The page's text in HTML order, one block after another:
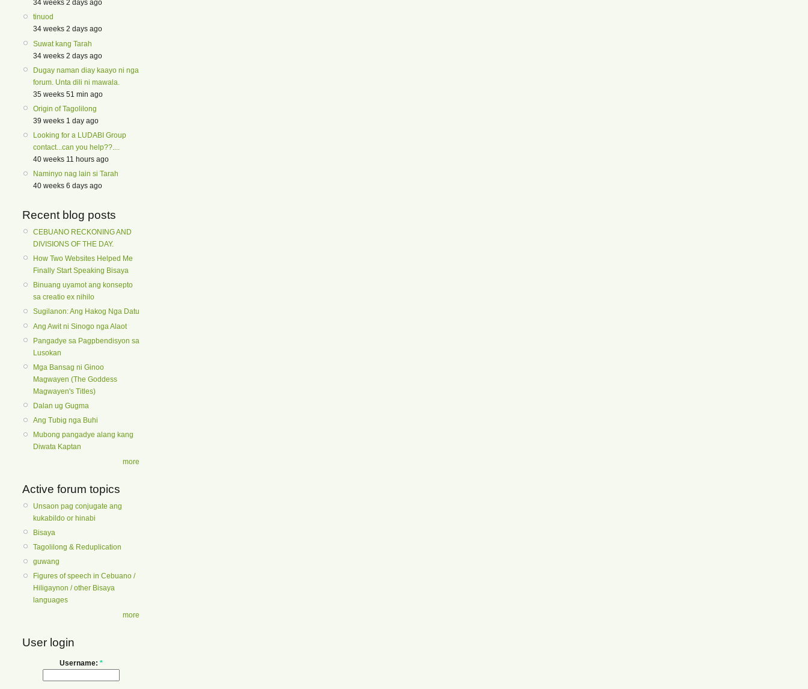
34 weeks 2 days ago
tinuod
34 weeks 2 days ago
Suwat kang Tarah
34 weeks 2 days ago
Dugay naman diay kaayo ni nga
forum. Unta dili ni mawala.
35 weeks 51 min ago
Origin of Tagolilong
39 weeks 1 day ago
Looking for a LUDABI Group
contact...can you help??....
40 weeks 11 hours ago
Naminyo nag lain si Tarah
40 weeks 6 days ago
Recent blog posts
CEBUANO RECKONING AND
DIVISIONS OF THE DAY.
How Two Websites Helped Me
Finally Start Speaking Bisaya
Binuang uyamot ang konsepto
sa creatio ex nihilo
Sugilanon: Ang Hakog Nga Datu
Ang Awit ni Sinogo nga Alaot
Pangadye sa Pagpbendisyon sa
Lusokan
Mga Bansag ni Ginoo
Magwayen (The Goddess
Magwayen's Titles)
Dalan ug Gugma
Ang Tubig nga Buhi
Mubong pangadye alang kang
Diwata Kaptan
more
Active forum topics
Unsaon pag conjugate ang
kukabildo or hinabi
Bisaya
Tagolilong & Reduplication
guwang
Figures of speech in Cebuano /
Hiligaynon / other Bisaya
languages
more
User login
Username: *